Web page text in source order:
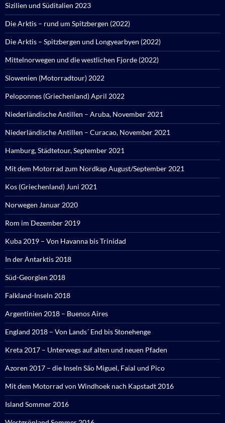
Sizilien und Süditalien 2023
Die Arktis – rund um Spitzbergen (2022)
Die Arktis – Spitzbergen und Longyearbyen (2022)
Mittelnorwegen und die westlichen Fjorde (2022)
Slowenien (Motorradtour) 2022
Peloponnes (Griechenland) April 2022
Niederländische Antillen – Aruba, November 2021
Niederländische Antillen – Curacao, November 2021
Hamburg, Städtetour, September 2021
Mit dem Motorrad zum Nordkap August/September 2021
Kos (Griechenland) Juni 2021
Norwegen Januar 2020
Rom im Dezember 2019
Kuba 2019 – Von Havanna bis Trinidad
In der Antarktis 2018
Süd-Georgien 2018
Falkland-Inseln 2018
Argentinien 2018 – Buenos Aires
England 2018 – Von Lands´ End bis Stonehenge
Kreta 2017 – Unterwegs auf alten und neuen Pfaden
Azoren 2017 – die Inseln São Miguel, Faial und Pico
Mit dem Motorrad von Windhoek nach Kapstadt 2016
Island Sommer 2016